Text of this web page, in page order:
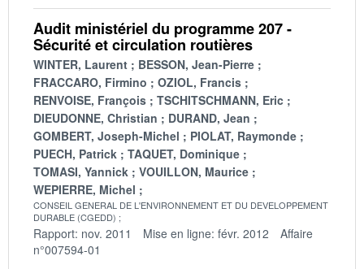
Audit ministériel du programme 207 -
Sécurité et circulation routières
WINTER, Laurent
BESSON, Jean-Pierre
FRACCARO, Firmino
OZIOL, Francis
RENVOISE, François
TSCHITSCHMANN, Eric
DIEUDONNE, Christian
DURAND, Jean
GOMBERT, Joseph-Michel
PIOLAT, Raymonde
PUECH, Patrick
TAQUET, Dominique
TOMASI, Yannick
VOUILLON, Maurice
WEPIERRE, Michel
CONSEIL GENERAL DE L'ENVIRONNEMENT ET DU DEVELOPPEMENT
DURABLE (CGEDD)
Rapport: nov. 2011 Mise en ligne: févr. 2012
Affaire
n°007594-01